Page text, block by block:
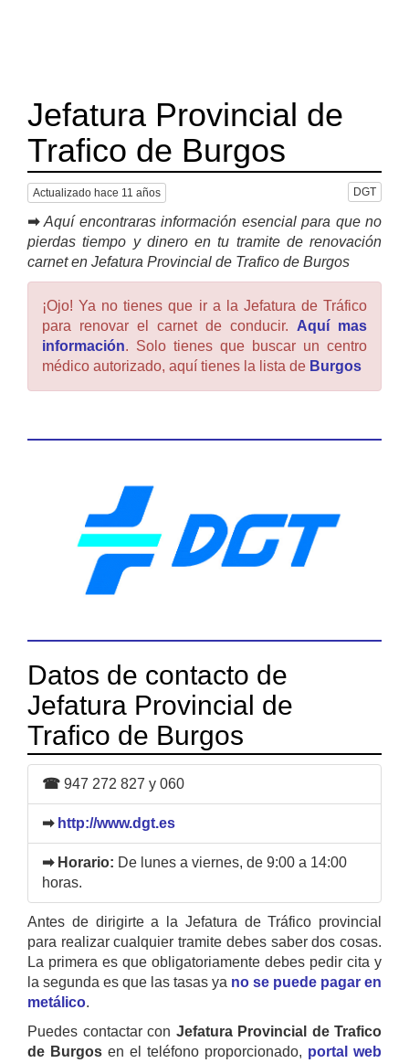
Jefatura Provincial de
Trafico de Burgos
Actualizado hace 11 años DGT
➡ Aquí encontraras información esencial para que no
pierdas tiempo y dinero en tu tramite de renovación
carnet en Jefatura Provincial de Trafico de Burgos
¡Ojo! Ya no tienes que ir a la Jefatura de Tráfico
para renovar el carnet de conducir. Aquí mas
información. Solo tienes que buscar un centro
médico autorizado, aquí tienes la lista de Burgos
Datos de contacto de
Jefatura Provincial de
Trafico de Burgos
☎ 947 272 827 y 060
➡ http://www.dgt.es
➡ Horario: De lunes a viernes, de 9:00 a 14:00
horas.
Antes de dirigirte a la Jefatura de Tráfico provincial
para realizar cualquier tramite debes saber dos cosas.
La primera es que obligatoriamente debes pedir cita y
la segunda es que las tasas ya no se puede pagar en
metálico.
Puedes contactar con Jefatura Provincial de Trafico
de Burgos en el teléfono proporcionado, portal web